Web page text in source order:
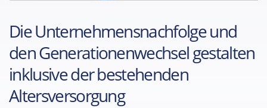
Die Unternehmensnachfolge und
den Generationenwechsel gestalten
inklusive der bestehenden
Altersversorgung